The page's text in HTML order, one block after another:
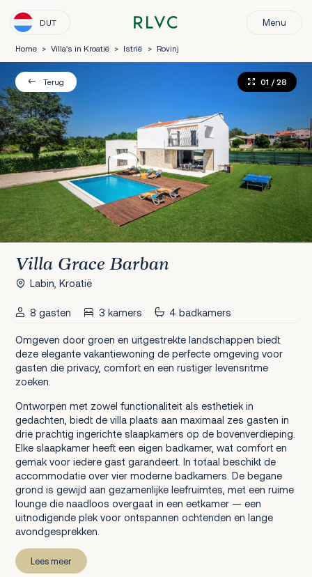
DUT Menu
Home > Villa's in Kroatië > Istrië > Rovinj
Terug 01 / 28
Villa Grace Barban
Labin, Kroatië
8 gasten 3 kamers 4 badkamers
Omgeven door groen en uitgestrekte landschappen biedt
deze elegante vakantiewoning de perfecte omgeving voor
gasten die privacy, comfort en een rustiger levensritme
zoeken.
Ontworpen met zowel functionaliteit als esthetiek in
gedachten, biedt de villa plaats aan maximaal zes gasten in
drie prachtig ingerichte slaapkamers op de bovenverdieping.
Elke slaapkamer heeft een eigen badkamer, wat comfort en
gemak voor iedere gast garandeert. In totaal beschikt de
accommodatie over vier moderne badkamers. De begane
grond is gewijd aan gezamenlijke leefruimtes, met een ruime
lounge die naadloos overgaat in een eetkamer — een
uitnodigende plek voor ontspannen ochtenden en lange
avondgesprekken.
Lees meer